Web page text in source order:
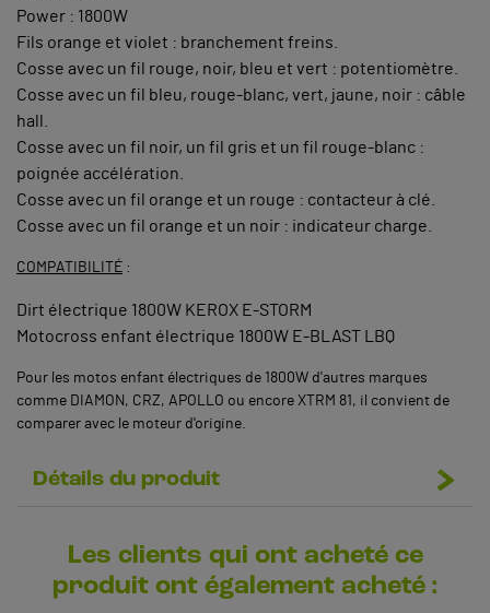
Power : 1800W
Fils orange et violet : branchement freins.
Cosse avec un fil rouge, noir, bleu et vert : potentiomètre.
Cosse avec un fil bleu, rouge-blanc, vert, jaune, noir : câble
hall.
Cosse avec un fil noir, un fil gris et un fil rouge-blanc :
poignée accélération.
Cosse avec un fil orange et un rouge : contacteur à clé.
Cosse avec un fil orange et un noir : indicateur charge.
COMPATIBILITÉ :
Dirt électrique 1800W KEROX E-STORM
Motocross enfant électrique 1800W E-BLAST LBQ
Pour les motos enfant électriques de 1800W d'autres marques
comme DIAMON, CRZ, APOLLO ou encore XTRM 81, il convient de
comparer avec le moteur d'origine.
Détails du produit
Les clients qui ont acheté ce
produit ont également acheté :